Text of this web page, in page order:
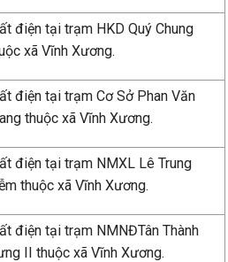
điện tại trạm HKD Quý Chung
xã Vĩnh Xương.
điện tại trạm Cơ Sở Phan Văn
thuộc xã Vĩnh Xương.
điện tại trạm NMXL Lê Trung
thuộc xã Vĩnh Xương.
điện tại trạm NMNĐTân Thành
II thuộc xã Vĩnh Xương.